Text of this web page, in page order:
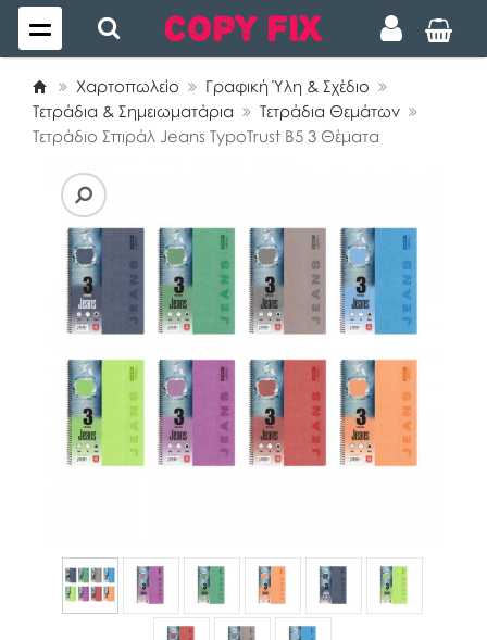
Χαρτοπωλείο
Γραφική Ύλη & Σχέδιο
Τετράδια & Σημειωματάρια
Τετράδια Θεμάτων
Τετράδιο Σπιράλ Jeans TypoTrust B5 3 Θέματα